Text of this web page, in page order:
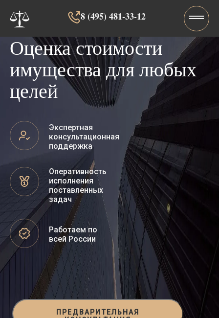
8 (495) 481-33-12‬‬
Оценка стоимости
имущества для любых
целей
Экспертная
консультационная
поддержка
Оперативность
исполнения
поставленных
задач
Работаем по
всей России
ПРЕДВАРИТЕЛЬНАЯ